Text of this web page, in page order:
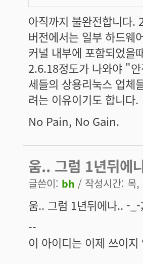
아직까지 불완전합니다.
버전에서는 일부 하드
커널 내부에 포함되었을
2.6.18정도가 나와야 "
세들의 상용리눅스 업체
려는 이유이기도 합니다.
No Pain, No Gain.
움.. 그럼 1년뒤에
글쓴이: bh / 작성시간:
움.. 그럼 1년뒤에나.. -
--
이 아이디는 이제 쓰이지